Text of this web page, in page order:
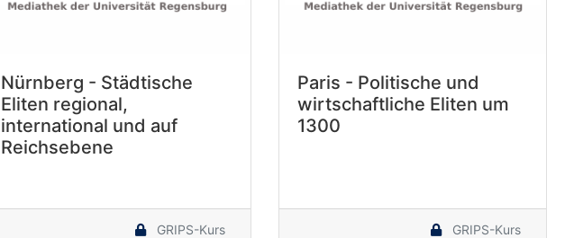
Nürnberg - Städtische
Eliten regional,
international und auf
Reichsebene
GRIPS-Kurs
Paris - Politische und
wirtschaftliche Eliten um
1300
GRIPS-Kurs